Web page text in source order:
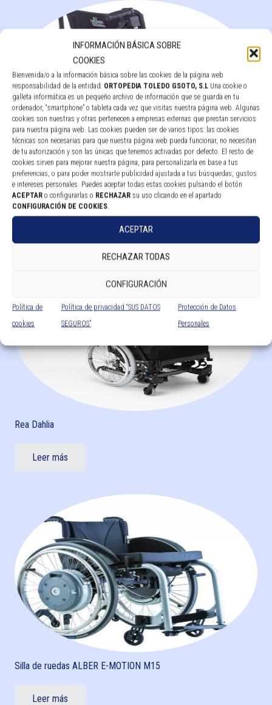
INFORMACIÓN BÁSICA SOBRE
COOKIES
Bienvenida/o a la información básica sobre las cookies de la página web
responsabilidad de la entidad: ORTOPEDIA TOLEDO GSOTO, S.L Una cookie o
galleta informática es un pequeño archivo de información que se guarda en tu
ordenador, “smartphone” o tableta cada vez que visitas nuestra página web. Algunas
cookies son nuestras y otras pertenecen a empresas externas que prestan servicios
para nuestra página web. Las cookies pueden ser de varios tipos: las cookies
técnicas son necesarias para que nuestra página web pueda funcionar, no necesitan
de tu autorización y son las únicas que tenemos activadas por defecto. El resto de
cookies sirven para mejorar nuestra página, para personalizarla en base a tus
preferencias, o para poder mostrarte publicidad ajustada a tus búsquedas, gustos
e intereses personales. Puedes aceptar todas estas cookies pulsando el botón
ACEPTAR o configurarlas o RECHAZAR su uso clicando en el apartado
CONFIGURACIÓN DE COOKIES.
ACEPTAR
RECHAZAR TODAS
CONFIGURACIÓN
Política de
cookies
Política de privacidad “SUS DATOS
SEGUROS”
Protección de Datos
Personales
MOTOR PARA SILLA DE RUEDAS – POWER PACK PLUS
1752CM
Leer más
Rea Dahlia
Leer más
Silla de ruedas ALBER E-MOTION M15
Leer más